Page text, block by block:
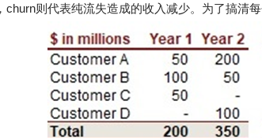
churn则代表纯流失造成的收入减少。 为了搞清